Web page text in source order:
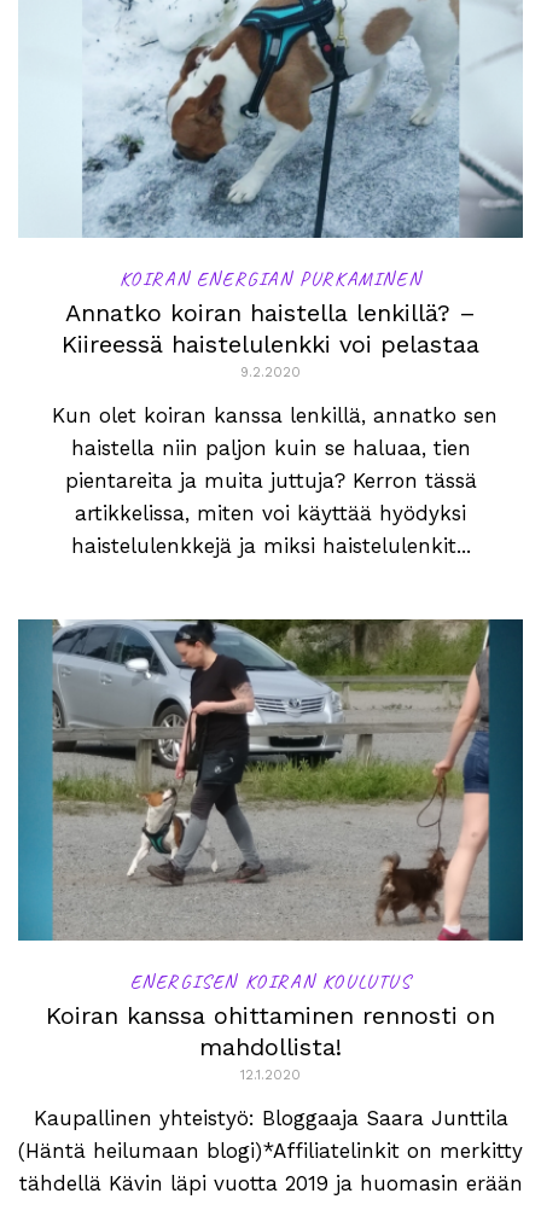
KOIRAN ENERGIAN PURKAMINEN
Annatko koiran haistella lenkillä? –
Kiireessä haistelulenkki voi pelastaa
9.2.2020
Kun olet koiran kanssa lenkillä, annatko sen
haistella niin paljon kuin se haluaa, tien
pientareita ja muita juttuja? Kerron tässä
artikkelissa, miten voi käyttää hyödyksi
haistelulenkkejä ja miksi haistelulenkit...
ENERGISEN KOIRAN KOULUTUS
Koiran kanssa ohittaminen rennosti on
mahdollista!
12.1.2020
Kaupallinen yhteistyö: Bloggaaja Saara Junttila
(Häntä heilumaan blogi)*Affiliatelinkit on merkitty
tähdellä Kävin läpi vuotta 2019 ja huomasin erään